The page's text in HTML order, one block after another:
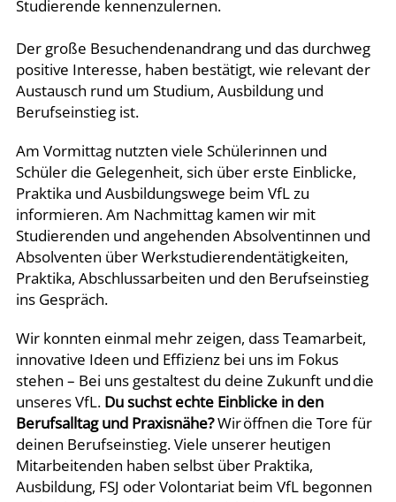
Studierende kennenzulernen.
Der große Besuchendenandrang und das durchweg
positive Interesse, haben bestätigt, wie relevant der
Austausch rund um Studium, Ausbildung und
Berufseinstieg ist.
Am Vormittag nutzten viele Schülerinnen und
Schüler die Gelegenheit, sich über erste Einblicke,
Praktika und Ausbildungswege beim VfL zu
informieren. Am Nachmittag kamen wir mit
Studierenden und angehenden Absolventinnen und
Absolventen über Werkstudierendentätigkeiten,
Praktika, Abschlussarbeiten und den Berufseinstieg
ins Gespräch.
Wir konnten einmal mehr zeigen, dass Teamarbeit,
innovative Ideen und Effizienz bei uns im Fokus
stehen – Bei uns gestaltest du deine Zukunft und die
unseres VfL. Du suchst echte Einblicke in den
Berufsalltag und Praxisnähe?Wir öffnen die Tore für
deinen Berufseinstieg. Viele unserer heutigen
Mitarbeitenden haben selbst über Praktika,
Ausbildung, FSJ oder Volontariat beim VfL begonnen